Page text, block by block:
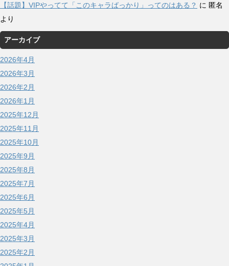
【話題】VIPやってて「このキャラばっかり」ってのはある？ に 匿名
より
アーカイブ
2026年4月
2026年3月
2026年2月
2026年1月
2025年12月
2025年11月
2025年10月
2025年9月
2025年8月
2025年7月
2025年6月
2025年5月
2025年4月
2025年3月
2025年2月